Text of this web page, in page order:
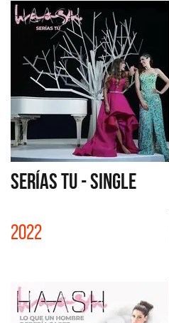
SERÍAS TU - SINGLE
2022